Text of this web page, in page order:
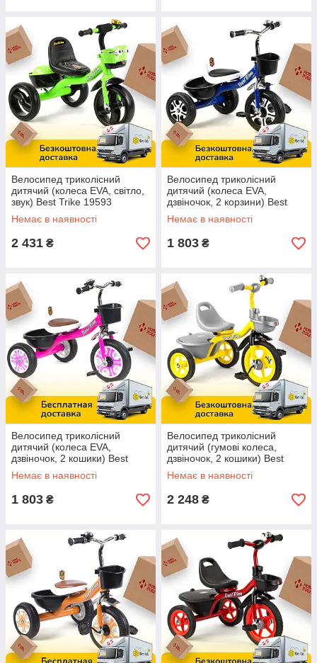
Велосипед триколісний
дитячий (колеса EVA, світло,
звук) Best Trike 19593
Зелений
Немає в наявності
2 431 ₴
Велосипед триколісний
дитячий (колеса EVA,
дзвіночок, 2 корзини) Best
Trike LM-6122 Синій
Немає в наявності
1 803 ₴
Велосипед триколісний
дитячий (колеса EVA,
дзвіночок, 2 кошики) Best
Trike LM-2806 Рожевий
Немає в наявності
1 803 ₴
Велосипед триколісний
дитячий (гумові колеса,
дзвіночок, 2 кошики) Best
Trike BS-9603 Жовтий
Немає в наявності
2 248 ₴